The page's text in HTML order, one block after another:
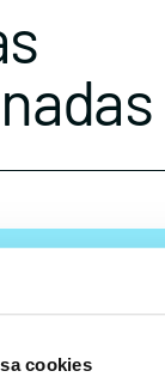
cookies